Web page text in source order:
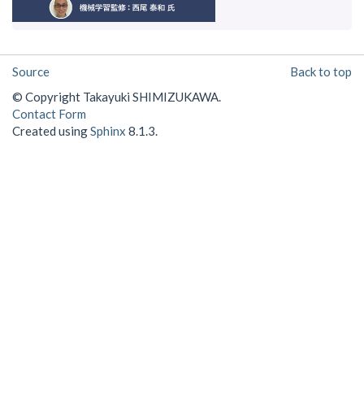
Back to top
Source
© Copyright Takayuki SHIMIZUKAWA.
Contact Form
Created usingSphinx 8.1.3.